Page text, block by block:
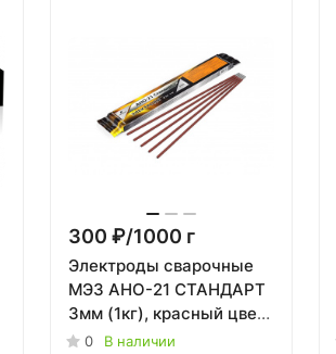
300 ₽/1000 г
Электроды сварочные
МЭЗ АНО-21 СТАНДАРТ
3мм (1кг), красный цвет
| 1 000 г
0 В наличии